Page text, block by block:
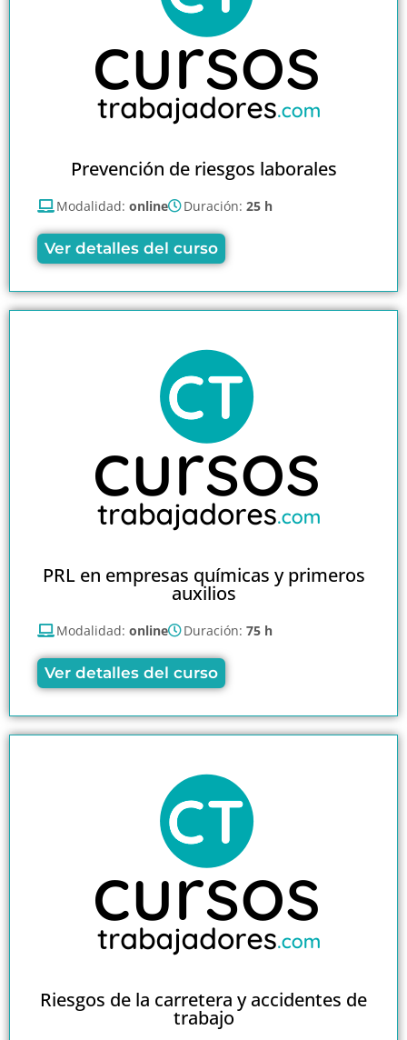
Prevención de riesgos laborales
Modalidad: online Duración: 25 h
Ver detalles del curso
PRL en empresas químicas y primeros
auxilios
Modalidad: online Duración: 75 h
Ver detalles del curso
Riesgos de la carretera y accidentes de
trabajo